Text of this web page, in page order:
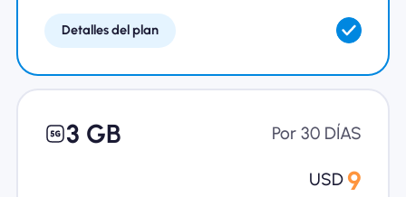
Para negocios
Detalles del plan
3 GB Por 30 DÍAS
USD 9